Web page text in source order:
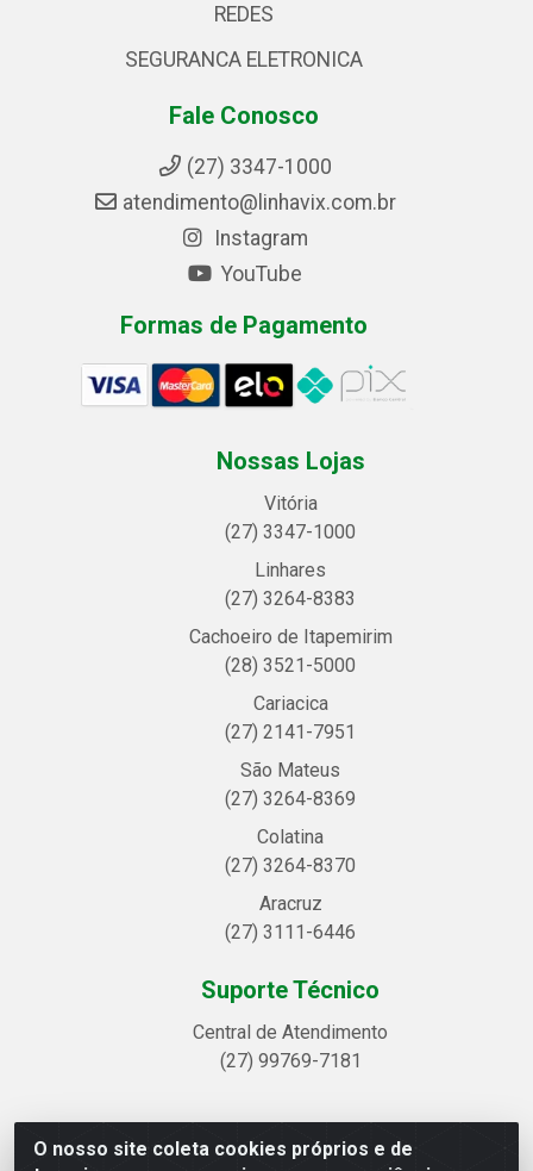
O nosso site coleta cookies próprios e de
REDES
SEGURANCA ELETRONICA
Fale Conosco
(27) 3347-1000
atendimento@linhavix.com.br
Instagram
YouTube
Formas de Pagamento
Nossas Lojas
Vitória
(27) 3347-1000
Linhares
(27) 3264-8383
Cachoeiro de Itapemirim
(28) 3521-5000
Cariacica
(27) 2141-7951
São Mateus
(27) 3264-8369
Colatina
(27) 3264-8370
Aracruz
(27) 3111-6446
Suporte Técnico
Central de Atendimento
(27) 99769-7181
Linhavix Distribuidora LTDA - Avenida Alegre, 2521 -